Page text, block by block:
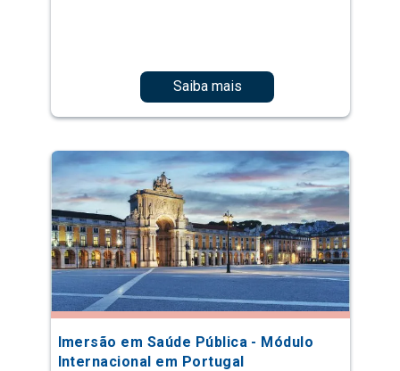
Saiba mais
Imersão em Saúde Pública - Módulo
Internacional em Portugal